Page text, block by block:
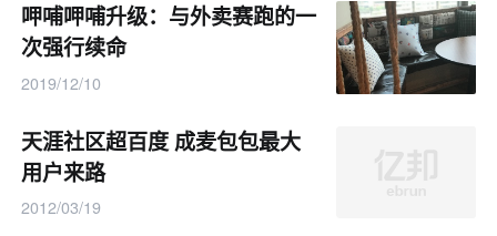
呷哺呷哺升级：与外卖赛跑的一
次强行续命
2019/12/10
天涯社区超百度 成麦包包最大
用户来路
2012/03/19